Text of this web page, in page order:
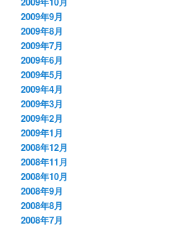
2009年9月
2009年8月
2009年7月
2009年6月
2009年5月
2009年4月
2009年3月
2009年2月
2009年1月
2008年12月
2008年11月
2008年10月
2008年9月
2008年8月
2008年7月